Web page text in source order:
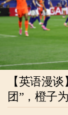
【英语漫
团”，橙子